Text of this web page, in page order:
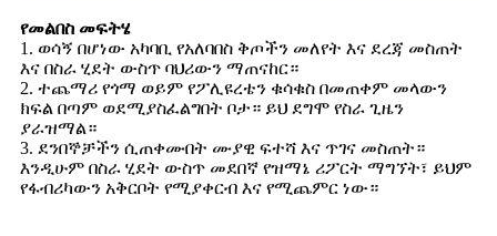
የመልበስ መፍትሄ
1. ወሳኝ በሆነው አካባቢ የአለባበስ ቅጦችን መለየት እና ደረጃ መስጠት
እና በስራ ሂደት ውስጥ ባህሪውን ማጠናከር።
2. ተጨማሪ የጎማ ወይም የፖሊዩረቴን ቁሳቁስ በመጠቀም መላውን
ክፍል በጣም ወደሚያስፈልግበት ቦታ። ይህ ደግሞ የስራ ጊዜን
ያራዝማል።
3. ደንበኞቻችን ሲጠቀሙበት ሙያዊ ፍተሻ እና ጥገና መስጠት።
እንዲሁም በስራ ሂደት ውስጥ መደበኛ የዝማኔ ሪፖርት ማግኘት፣ ይህም
የፋብሪካውን አቅርቦት የሚያቀርብ እና የሚጨምር ነው።